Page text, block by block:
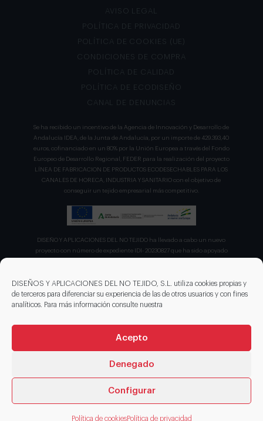
DISEÑOS Y APLICACIONES DEL NO TEJIDO, S.L. utiliza cookies propias y
de terceros para diferenciar su experiencia de las de otros usuarios y con fines
analíticos. Para más información consulte nuestra
Acepto
Denegado
Configurar
Política de cookiesPolítica de privacidad
AVISO LEGAL
POLÍTICA DE PRIVACIDAD
POLÍTICA DE COOKIES (UE)
CONDICIONES DE COMPRA
POLÍTICA DE CALIDAD
POLÍTICA DE ECODISEÑO
CANAL DE DENUNCIAS
Se ha recibido un incentivo de la Agencia de Innovación y Desarrollo de
Andalucía IDEA, de la Junta de Andalucía, por un importe de 429.393,40
euros, cofinanciado en un 80% por la Unión Europea a través del Fondo
Europeo de Desarrollo Regional, FEDER para la realización del proyecto
LÍNEA DE FABRICACION DE PRODUCTOS ECODESECHABLES PARA LOS
CANALES DE HORECA, INDUSTRIA Y SANITARIO con el objetivo de
conseguir un tejido empresarial más competitivo.
DISEÑO Y APLICACIONES DEL NO TEJIDO ha llevado a cabo un nuevo
proyecto con número de expediente IDI- 20230827 que ha sido apoyado
nuevas tecnologías de manipulación e impresión de materiales
sostenibles para favorecer el ecodiseño en el ámbito del packaging"
recibiendo en concepto de ayuda parcialmente reembolsable un 75%
© 2026 DISENOS NT